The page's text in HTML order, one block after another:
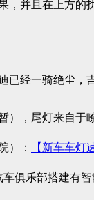
，并且在上方的
已经一骑绝尘
），尾灯来自于
）： 【新车车灯
俱乐部搭建有